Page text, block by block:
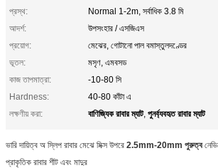
প্রস্থ:
Normal 1-2m, সর্বাধিক 3.8 মি
আদর্শ:
উপসংহার / এসজিএস
প্রয়োগ:
মেঝের, গোটানো পাল বমাস্তুলদণ্ডের
ভূতল:
মসৃণ, এমবসড
কাজ তাপমাত্রা:
-10-80 সি
Hardness:
40-80 কাঁটা এ
লক্ষণীয় করা:
বাণিজ্যিক রাবার ম্যাট, পুনর্ব্যবহৃত রাবার ম্যাট
ভারি দায়িত্ব অ স্লিপ রাবার মেঝে মিক্স উপরে 2.5mm-20mm পুরুত্ব
প্রাকৃতিক রাবার শীট এবং মাদুর